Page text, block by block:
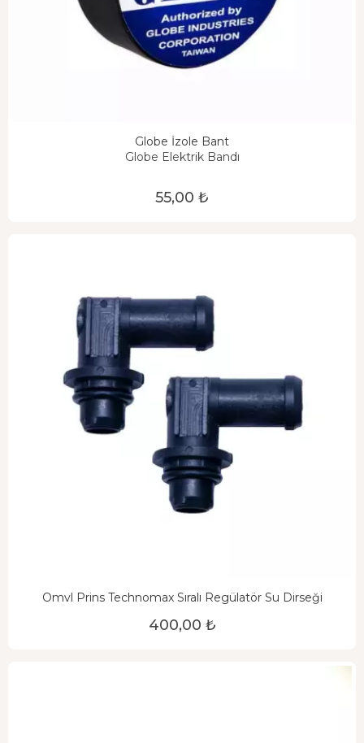
Globe İzole Bant
Globe Elektrik Bandı
55,00 ₺
Omvl Prins Technomax Sıralı Regülatör Su Dirseği
400,00 ₺